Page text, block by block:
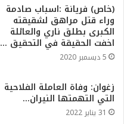
(خاص) فريانة :اسباب صادمة
وراء قتل مراهق لشقيقته
الكبرى بطلق ناري والعائلة
اخفت الحقيقة في التحقيق …
5 ديسمبر 2020
زغوان: وفاة العاملة الفلاحية
التي التهمتها النيران…
31 يناير 2022